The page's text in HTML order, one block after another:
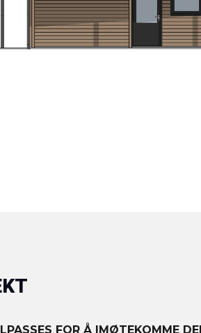
FOR Å IMØTEKOMME